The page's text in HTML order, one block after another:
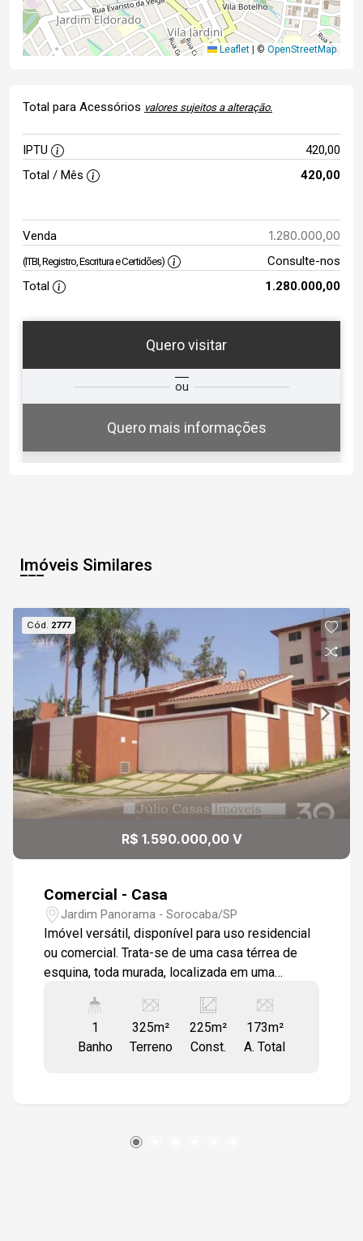
Leaflet © OpenStreetMap
Total para Acessórios valores sujeitos a alteração.
IPTU
420,00
Total / Mês
420,00
Venda 1.280.000,00
(ITBI, Registro, Escritura e Certidões)
Consulte-nos
Total
1.280.000,00
Quero visitar
ou
Quero mais informações
Qual o melhor dia e horário para
você?
11
Aug/Tue
12
Aug/Wed
13
Aug/Thu
14
19:00
Continuar
Imóveis Similares
Cód. 2777
R$ 1.590.000,00 V
Comercial - Casa
Jardim Panorama - Sorocaba/SP
Imóvel versátil, disponível para uso residencial
ou comercial. Trata-se de uma casa térrea de
esquina, toda murada, localizada em uma
dormitórios, incluindo uma suíte com box. Os
acabamentos incluem piso cerâmico e portas e
janelas em blindex. A sala é dividida em dois
coberta, com capacidade para dois carros e
1
Banho
325m²
Terreno
225m²
Const.
173m²
A. Total